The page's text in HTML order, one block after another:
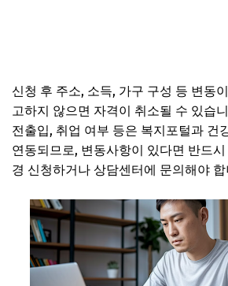
신청 후 주소, 소득, 가구 구성 등 변동
고하지 않으면 자격이 취소될 수 있습
전출입, 취업 여부 등은 복지포털과 건
연동되므로, 변동사항이 있다면 반드
경 신청하거나 상담센터에 문의해야 합